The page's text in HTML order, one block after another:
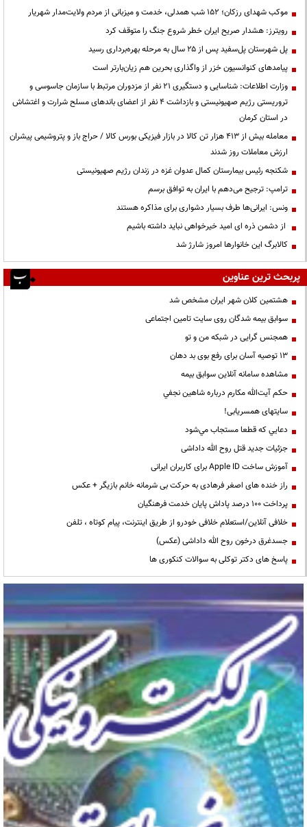
موکب شهدای رزکان؛ ۱۵۲ شب همدلی، خدمت و میزبانی از مردم ولایت‌مدار شهریار
رویترز: هشدار صریح ایران خطر شروع جنگ را متوقف کرد
پل شهرستان پل‌سفید پس از ۲۵ سال به مرحله بهره‌برداری رسید
پیامدهای کنوانسیون خزر از واگذاری بحرین هم زیان‌بارتر است
وزارت اطلاعات: شناسایی و دستگیری ۲۱ نفر از مزدوران مرتبط با سازمان جاسوسی و
تروریستی رژیم صهیونیستی و بازداشت ۴ نفر از اعضای باندهای مسلح شرارت و اغتشاش
در استان کرمان
معامله بیش از ۴۱۳ هزار تن کالا در بازار فیزیکی بورس کالا / حراج باز و پتروشیمی پیشران
ارزش معاملات روز شدند
شکنجه رئیس بیمارستان کمال عدوان غزه در زندان رژیم صهیونیستی
ترامپ: ترجیح می‌دهم با ایران به توافق برسم
ونس: ایرانی‌ها طرف بسیار دشواری برای مذاکره هستند
از دشمن ذره ای امید خیرخواهی نباید داشته باشیم
کالابرگ این خانوارها امروز شارژ شد
پربحث ترین عناوین
هشتمین کلان شهر ایران مشخص شد
سوابق بیمه شدگان روی سایت تامین اجتماعی
همجنس گرایی در شبکه من و تو
13 توصیه آسان برای رفع بوی بد دهان
مشاهده سامانه آنلاين سوابق بیمه
حكم آيت‌الله مكارم درباره شاهين نجفي
سایتهای همسریابی!
دعايي كه قطعا مستجاب مي‌شود
جزئیات جدید قتل روح الله داداشی
آموزش ساخت Apple ID برای کاربران ایرانی
راز خنده های اصغر فرهادی به حرکت بی شرمانه خانم بازیگر + عکس
پرداخت ۱۰۰ درصد پاداش پایان خدمت فرهنگیان
خلافی آنلاین/استعلام خلافی خودرو از طریق اینترنت، پیام کوتاه ، تلفن
جسدغرق درخون روح الله داداشی (عکس)
پاسخ های دکتر توکلی به سوالات کنکوری ها